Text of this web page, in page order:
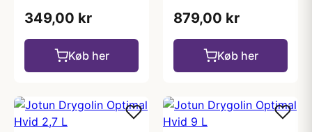
349,00 kr
Køb her
879,00 kr
Køb her